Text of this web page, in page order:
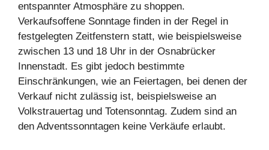
entspannter Atmosphäre zu shoppen.
Verkaufsoffene Sonntage finden in der Regel in
festgelegten Zeitfenstern statt, wie beispielsweise
zwischen 13 und 18 Uhr in der Osnabrücker
Innenstadt. Es gibt jedoch bestimmte
Einschränkungen, wie an Feiertagen, bei denen der
Verkauf nicht zulässig ist, beispielsweise an
Volkstrauertag und Totensonntag. Zudem sind an
den Adventssonntagen keine Verkäufe erlaubt.